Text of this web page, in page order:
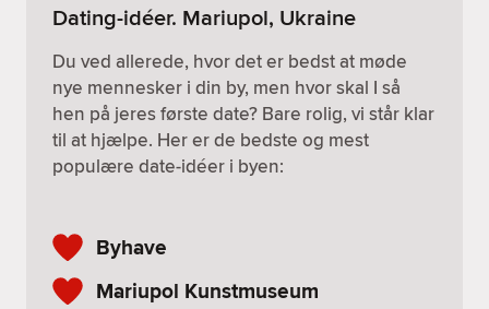
Dating-idéer. Mariupol, Ukraine
Du ved allerede, hvor det er bedst at møde
nye mennesker i din by, men hvor skal I så
hen på jeres første date? Bare rolig, vi står klar
til at hjælpe. Her er de bedste og mest
populære date-idéer i byen:
Byhave
Mariupol Kunstmuseum